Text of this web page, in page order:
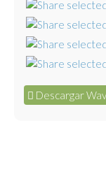
Descargar Wav